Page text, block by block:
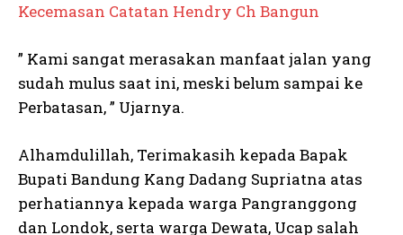
Kecemasan Catatan Hendry Ch Bangun
” Kami sangat merasakan manfaat jalan yang
sudah mulus saat ini, meski belum sampai ke
Perbatasan, ” Ujarnya.
Alhamdulillah, Terimakasih kepada Bapak
Bupati Bandung Kang Dadang Supriatna atas
perhatiannya kepada warga Pangranggong
dan Londok, serta warga Dewata, Ucap salah